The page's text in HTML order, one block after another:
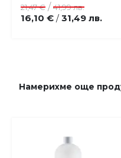
16,10 € / 31,49 лв.
21,47 € /41,99 лв.
Намерихме още